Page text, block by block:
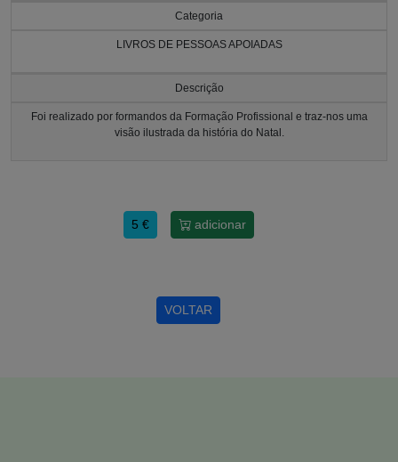
Categoria
LIVROS DE PESSOAS APOIADAS
Descrição
Foi realizado por formandos da Formação Profissional e traz-nos uma
visão ilustrada da história do Natal.
5 € adicionar
VOLTAR